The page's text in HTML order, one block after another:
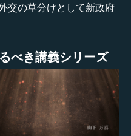
交の草分けとして新政府
べき講義シリーズ